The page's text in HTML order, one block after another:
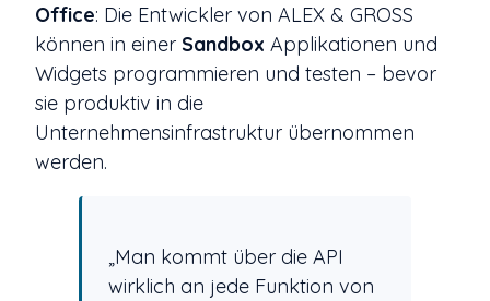
Office: Die Entwickler von ALEX & GROSS
können in einer Sandbox Applikationen und
Widgets programmieren und testen – bevor
sie produktiv in die
Unternehmensinfrastruktur übernommen
werden.
„Man kommt über die API
wirklich an jede Funktion von